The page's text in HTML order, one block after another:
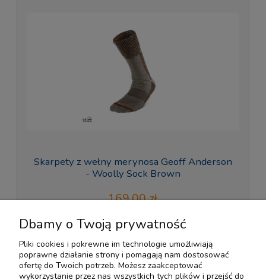
Skarpety z wełny merynosa Geoff Anderson
- Woolly Sock Brown
169,00 zł
do koszyka
Pomoc
Dbamy o Twoją prywatność
Pliki cookies i pokrewne im technologie umożliwiają
poprawne działanie strony i pomagają nam dostosować
ofertę do Twoich potrzeb. Możesz zaakceptować
wykorzystanie przez nas wszystkich tych plików i przejść do